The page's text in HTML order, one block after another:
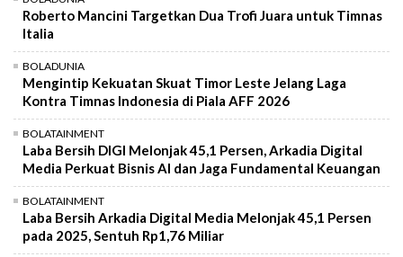
Roberto Mancini Targetkan Dua Trofi Juara untuk Timnas
Italia
BOLADUNIA
Mengintip Kekuatan Skuat Timor Leste Jelang Laga
Kontra Timnas Indonesia di Piala AFF 2026
BOLATAINMENT
Laba Bersih DIGI Melonjak 45,1 Persen, Arkadia Digital
Media Perkuat Bisnis AI dan Jaga Fundamental Keuangan
BOLATAINMENT
Laba Bersih Arkadia Digital Media Melonjak 45,1 Persen
pada 2025, Sentuh Rp1,76 Miliar